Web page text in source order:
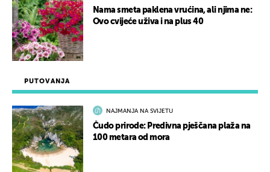
PUTOVANJA
NAJMANJA NA SVIJETU
Čudo prirode: Predivna pješčana plaža na
100 metara od mora
Nama smeta paklena vrućina, ali njima ne:
Ovo cvijeće uživa i na plus 40